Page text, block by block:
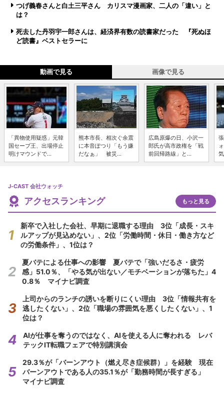
つげ義春さんと白土三平さん カリスマ漫画家、二人の「違い」と
は？
死去した丹羽宇一郎さんは、経済界有数の読書家だった 『死ぬほ
ど読書』ベストセラーに
動画で見る 画像で見る
「異物使用疑惑」元韓
国セーブ王、出場停止
明けマウンドで...
熊本市長、相次ぐ余震
に本音ぽつり「もう嫌
だなぁ」 被災...
広島原爆の日、小沢一
郎氏が高市政権を「戦
前回帰路線」と...
J-CAST 会社ウォッチ
アクセスランキング もっと見る
新卒で入社した会社、早期に退職する理由 3位「成長・スキ
ルアップが見込めない」、2位「労働時間・休日・働き方など
の労働条件」、1位は？
夏バテによる仕事への影響 夏バテで「強いだるさ・疲労
感」51.0％、「やる気が出ない／モチベーションが落ちた」4
0.8％ マイナビ調査
上司からのランチの誘いを断りにくい理由 3位「情報共有を
逃したくない」、2位「職場の雰囲気を悪くしたくない」、1
位は？
AIが仕事を奪うのではなく、AIを使える人に奪われる レバ
テックIT転職フェアで特別講演会
29.3％が「バーンアウト（燃え尽き症候群）」を経験 現在
バーンアウトである人の35.1％が「勤務時間が長すぎる」
マイナビ調査